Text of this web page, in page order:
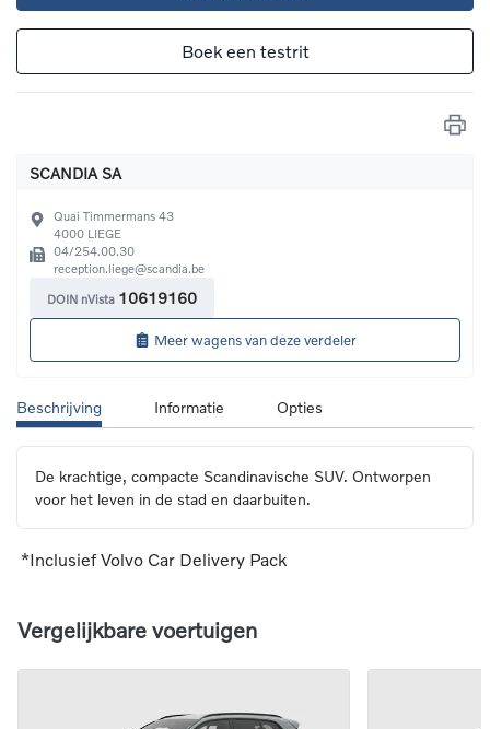
Boek een testrit
SCANDIA SA
Quai Timmermans 43
4000 LIEGE
04/254.00.30
reception.liege@scandia.be
DOIN nVista 10619160
Meer wagens van deze verdeler
Beschrijving Informatie Opties
De krachtige, compacte Scandinavische SUV. Ontworpen
voor het leven in de stad en daarbuiten.
*Inclusief Volvo Car Delivery Pack
Vergelijkbare voertuigen